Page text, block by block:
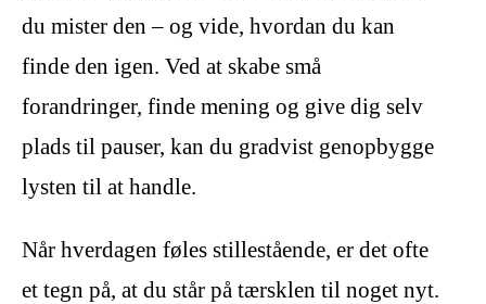
du mister den – og vide, hvordan du kan
finde den igen. Ved at skabe små
forandringer, finde mening og give dig selv
plads til pauser, kan du gradvist genopbygge
lysten til at handle.
Når hverdagen føles stillestående, er det ofte
et tegn på, at du står på tærsklen til noget nyt.